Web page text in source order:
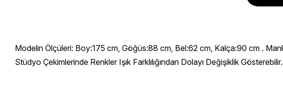
Modelin Ölçüleri: Boy:175 cm, Göğüs:88 cm, Bel:62 cm, Kalça:90 cm .
Stüdyo Çekimlerinde Renkler Işık Farklılığından Dolayı Değişiklik Gösterebilir.